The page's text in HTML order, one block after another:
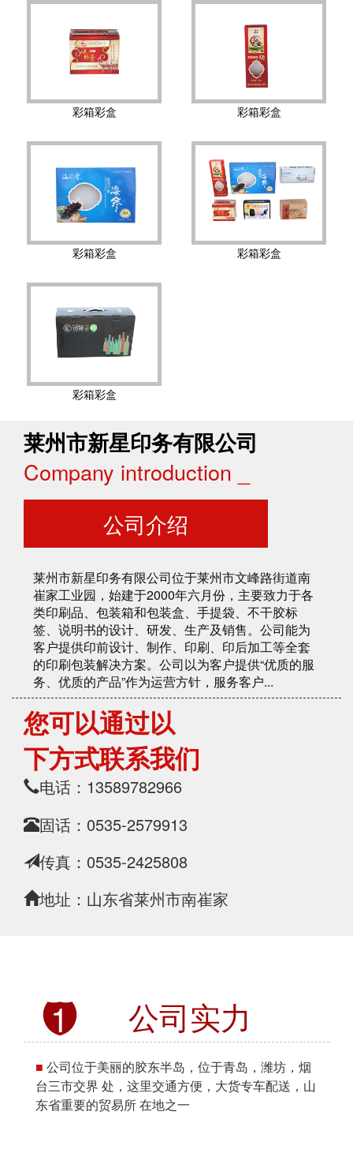
彩箱彩盒 彩箱彩盒
彩箱彩盒 彩箱彩盒
彩箱彩盒
莱州市新星印务有限公司
Company introduction _
公司介绍
莱州市新星印务有限公司位于莱州市文峰路街道南
崔家工业园，始建于2000年六月份，主要致力于各
类印刷品、包装箱和包装盒、手提袋、不干胶标
签、说明书的设计、研发、生产及销售。公司能为
客户提供印前设计、制作、印刷、印后加工等全套
的印刷包装解决方案。公司以为客户提供“优质的服
务、优质的产品”作为运营方针，服务客户...
您可以通过以
下方式联系我们
电话：13589782966
固话：0535-2579913
传真：0535-2425808
地址：山东省莱州市南崔家
1 公司实力
■ 公司位于美丽的胶东半岛，位于青岛，潍坊，烟
台三市交界 处，这里交通方便，大货专车配送，山
东省重要的贸易所 在地之一